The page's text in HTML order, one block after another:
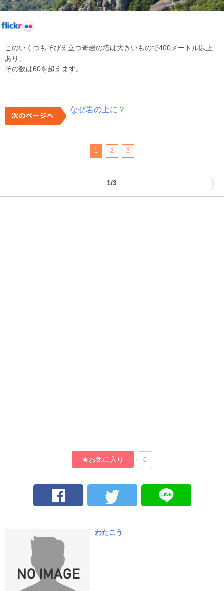
このいくつもそびえ立つ奇岩の塔は大きいもので400メートル以上
あり、
その数は60を超えます。
なぜ岩の上に？
1 2 3
1/3 〉
★お気に入り 0
わたこう